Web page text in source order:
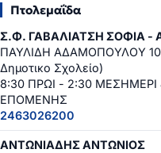
Πτολεμαΐδα
Σ.Φ. ΓΑΒΑΛΙΑΤΣΗ ΣΟΦΙΑ -
ΠΑΥΛΙΔΗ ΑΔΑΜΟΠΟΥΛΟΥ 10
Δημοτικο Σχολείο)
8:30 ΠΡΩΙ - 2:30
ΕΠΟΜΕΝΗΣ
2463026200
ΑΝΤΩΝΙΑΔΗΣ ΑΝΤΩΝΙΟΣ